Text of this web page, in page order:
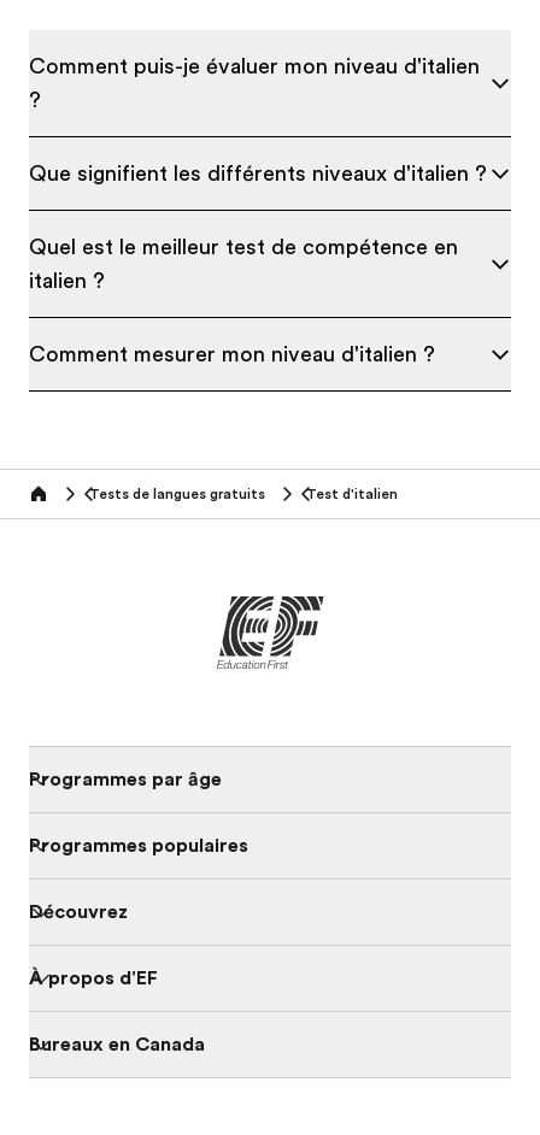
Comment puis-je évaluer mon niveau d'italien
?
Que signifient les différents niveaux d'italien ?
Quel est le meilleur test de compétence en
italien ?
Comment mesurer mon niveau d'italien ?
Home Tests de langues gratuits Test d'italien
Programmes par âge
Programmes populaires
Découvrez
À propos d'EF
Bureaux en Canada